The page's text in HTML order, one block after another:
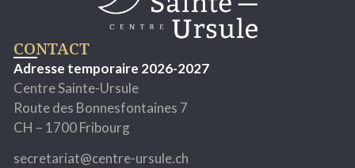
CONTACT
Adresse temporaire 2026-2027
Centre Sainte-Ursule
Route des Bonnesfontaines 7
CH – 1700 Fribourg
secretariat@centre-ursule.ch